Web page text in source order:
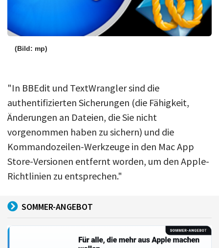
(Bild: mp)
"In BBEdit und TextWrangler sind die
authentifizierten Sicherungen (die Fähigkeit,
Änderungen an Dateien, die Sie nicht
vorgenommen haben zu sichern) und die
Kommandozeilen-Werkzeuge in den Mac App
Store-Versionen entfernt worden, um den Apple-
Richtlinien zu entsprechen."
SOMMER-ANGEBOT